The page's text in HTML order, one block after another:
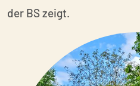
der BS zeigt.